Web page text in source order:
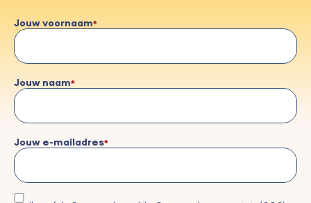
Jouw voornaam
Jouw naam
Jouw e-mailadres